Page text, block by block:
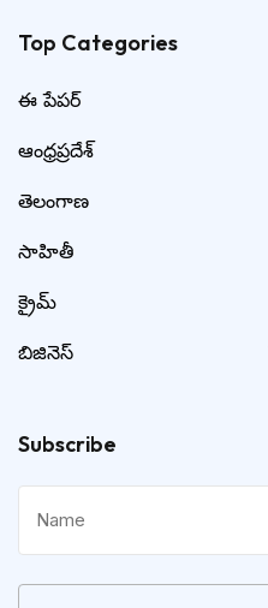
Top Categories​
ఈ పేపర్
ఆంధ్రప్రదేశ్
తెలంగాణ
సాహితీ
క్రైమ్
బిజినెస్
Subscribe